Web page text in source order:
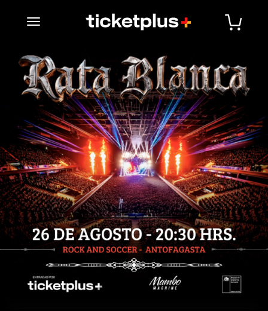
desplegar navegación